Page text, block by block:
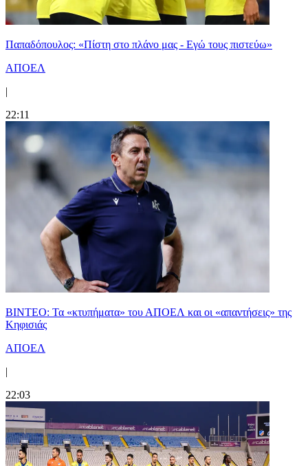
Παπαδόπουλος: «Πίστη στο πλάνο μας - Εγώ τους πιστεύω»
ΑΠΟΕΛ
|
22:11
ΒΙΝΤΕΟ: Τα «κτυπήματα» του ΑΠΟΕΛ και οι «απαντήσεις» της
Κηφισιάς
ΑΠΟΕΛ
|
22:03